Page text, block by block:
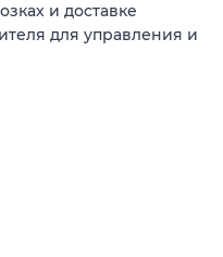
вместе
и доставке
для управления и